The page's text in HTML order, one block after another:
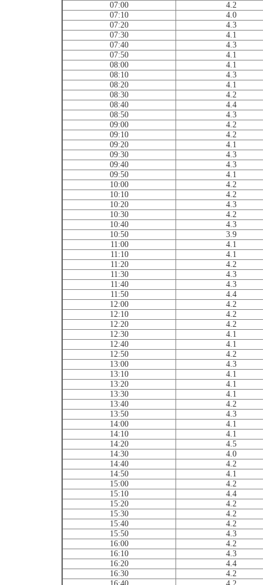
07:00
4.2
07:10
4.0
07:20
4.3
07:30
4.1
07:40
4.3
07:50
4.1
08:00
4.1
08:10
4.3
08:20
4.1
08:30
4.2
08:40
4.4
08:50
4.3
09:00
4.2
09:10
4.2
09:20
4.1
09:30
4.3
09:40
4.3
09:50
4.1
10:00
4.2
10:10
4.2
10:20
4.3
10:30
4.2
10:40
4.3
10:50
3.9
11:00
4.1
11:10
4.1
11:20
4.2
11:30
4.3
11:40
4.3
11:50
4.4
12:00
4.2
12:10
4.2
12:20
4.2
12:30
4.1
12:40
4.1
12:50
4.2
13:00
4.3
13:10
4.1
13:20
4.1
13:30
4.1
13:40
4.2
13:50
4.3
14:00
4.1
14:10
4.1
14:20
4.5
14:30
4.0
14:40
4.2
14:50
4.1
15:00
4.2
15:10
4.4
15:20
4.2
15:30
4.2
15:40
4.2
15:50
4.3
16:00
4.2
16:10
4.3
16:20
4.4
16:30
4.2